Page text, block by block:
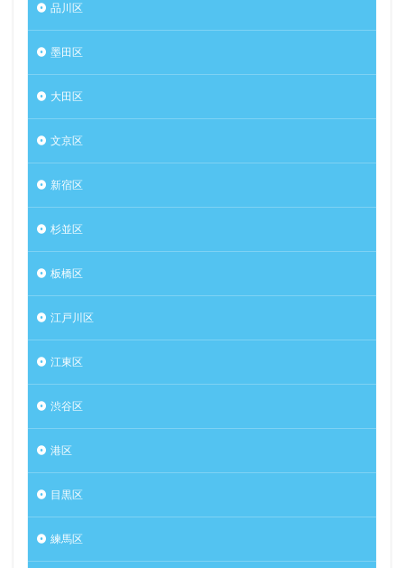
品川区
墨田区
大田区
文京区
新宿区
杉並区
板橋区
江戸川区
江東区
渋谷区
港区
目黒区
練馬区